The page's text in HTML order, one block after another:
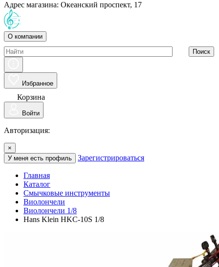
Адрес магазина: Океанский проспект, 17
О компании
Поиск
Избранное
Корзина
Войти
Авторизация:
×
У меня есть профиль
Зарегистрироваться
Главная
Каталог
Смычковые инструменты
Виолончели
Виолончели 1/8
Hans Klein HKC-10S 1/8